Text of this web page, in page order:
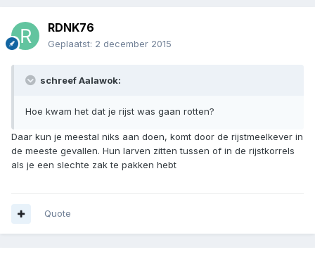
RDNK76
Geplaatst: 2 december 2015
schreef Aalawok:
Hoe kwam het dat je rijst was gaan rotten?
Daar kun je meestal niks aan doen, komt door de rijstmeelkever in
de meeste gevallen. Hun larven zitten tussen of in de rijstkorrels
als je een slechte zak te pakken hebt
Quote